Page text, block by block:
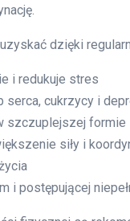
dzięki
i redukuje stres
serca, cukrzycy i
szczuplejszej formie
siły i
i postępującej